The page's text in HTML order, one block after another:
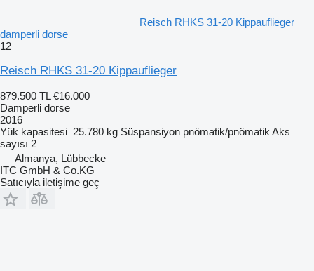
Reisch RHKS 31-20 Kippauflieger
damperli dorse
12
Reisch RHKS 31-20 Kippauflieger
879.500 TL €16.000
Damperli dorse
2016
Yük kapasitesi 25.780 kg Süspansiyon pnömatik/pnömatik Aks
sayısı 2
Almanya, Lübbecke
ITC GmbH & Co.KG
Satıcıyla iletişime geç